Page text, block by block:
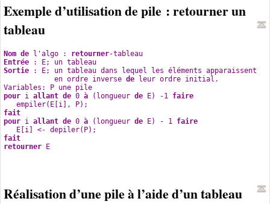
Exemple d’utilisation de pile : retourner un
tableau
Nom de l'algo : retourner-tableau
Entrée : E; un tableau
Sortie : E; un tableau dans lequel les éléments apparaissent
            en ordre inverse
de leur ordre initial.
Variables: P une pile
pour i allant de 0 à (longueur de E) -1 faire
   empiler(E[i], P);
fait
pour i allant de 0 à (longueur de E) - 1 faire
   E[i] <- depiler(P);
fait
retourner E
Réalisation d’une pile à l’aide d’un tableau